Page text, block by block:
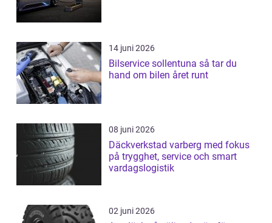
14 juni 2026
Bilservice sollentuna så tar du
hand om bilen året runt
08 juni 2026
Däckverkstad varberg med fokus
på trygghet, service och smart
vardagslogistik
02 juni 2026